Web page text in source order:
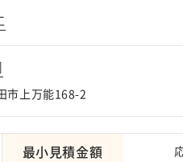
上万能168-2
最小見積金額